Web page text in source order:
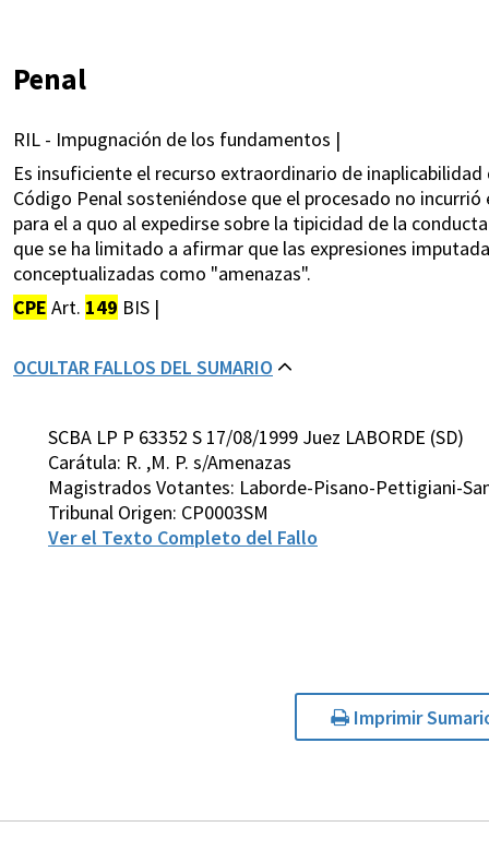
Penal
RIL - Impugnación de los fundamentos |
Es insuficiente el recurso extraordinario de
Código Penal sosteniéndose que el procesado no
para el a quo al expedirse sobre la tipicidad de la
que se ha limitado a afirmar que las expresiones
conceptualizadas como "amenazas".
CPE Art. 149 BIS |
OCULTAR FALLOS DEL SUMARIO
SCBA LP P 63352 S 17/08/1999 Juez LABORDE (SD)
Carátula: R. ,M. P. s/Amenazas
Magistrados Votantes: Laborde-Pisano-Pettigiani-
Tribunal Origen: CP0003SM
Ver el Texto Completo del Fallo
Imprimir